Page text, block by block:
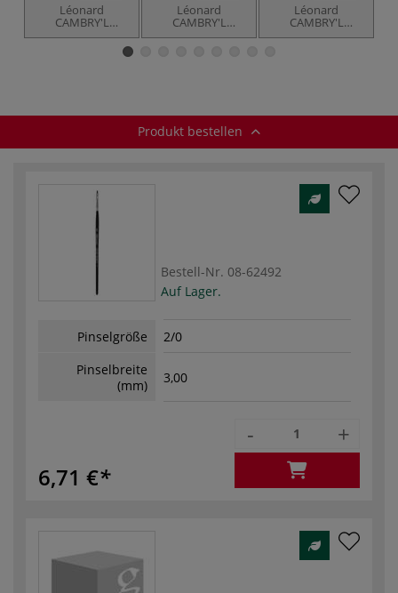
Léonard
CAMBRY'L
Flachpinsel Serie
Léonard
CAMBRY'L
Rundpinsel Serie
Léonard
CAMBRY'L
Katzenzungenpinsel
Produkt bestellen
Bestell-Nr. 08-62492
Auf Lager.
Pinselgröße
2/0
Pinselbreite
(mm)
3,00
6,71 €
- +